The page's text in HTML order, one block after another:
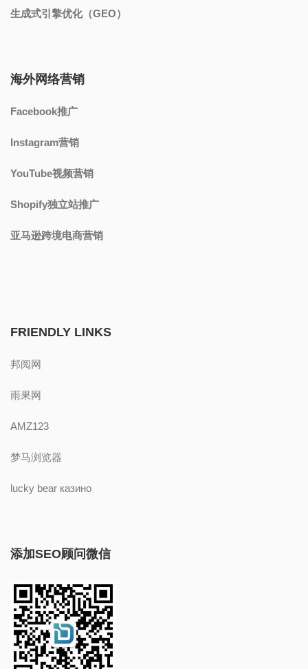
生成式引擎优化（GEO）
海外网络营销
Facebook推广
Instagram营销
YouTube视频营销
Shopify独立站推广
亚马逊跨境电商营销
FRIENDLY LINKS
邦阅网
雨果网
AMZ123
梦马浏览器
lucky bear казино
添加SEO顾问微信